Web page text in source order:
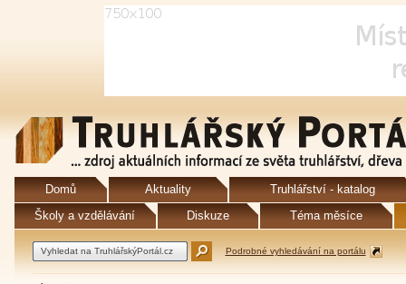
Domů Aktuality
Truhlářství - katalog
Školy a vzdělávání
Diskuze Téma měsíce
Podrobné vyhledávání na portálu